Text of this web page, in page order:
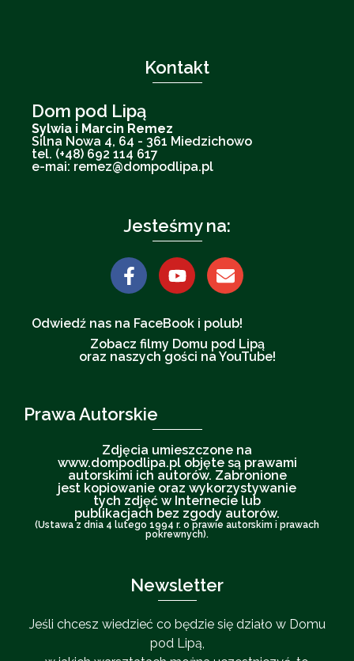
Kontakt
Dom pod Lipą
Sylwia i Marcin Remez
Silna Nowa 4, 64 - 361 Miedzichowo
tel. (+48) 692 114 617
e-mai: remez@dompodlipa.pl
Jesteśmy na:
Odwiedź nas na FaceBook i polub!
Zobacz filmy Domu pod Lipą
oraz naszych gości na YouTube!
Prawa Autorskie
Zdjęcia umieszczone na
www.dompodlipa.pl objęte są prawami
autorskimi ich autorów. Zabronione
jest kopiowanie oraz wykorzystywanie
tych zdjęć w Internecie lub
publikacjach bez zgody autorów.
(Ustawa z dnia 4 lutego 1994 r. o prawie autorskim i prawach
pokrewnych).
Newsletter
Jeśli chcesz wiedzieć co będzie się działo w Domu
pod Lipą,